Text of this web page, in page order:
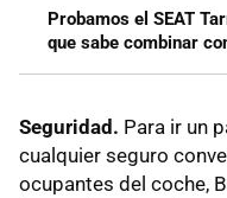
Probamos el SEAT
que sabe combinar
Seguridad. Para ir un
cualquier seguro
ocupantes del coche,